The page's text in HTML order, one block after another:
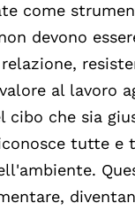
come
devono
al lavoro
cibo che sia
tutte e